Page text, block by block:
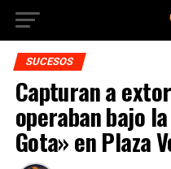
SUCESOS
Capturan a
operaban bajo
Gota» en Plaza